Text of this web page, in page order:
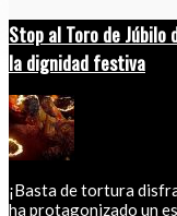
Stop al Toro de
la dignidad festiva
¡Basta de tortura
ha protagonizado un